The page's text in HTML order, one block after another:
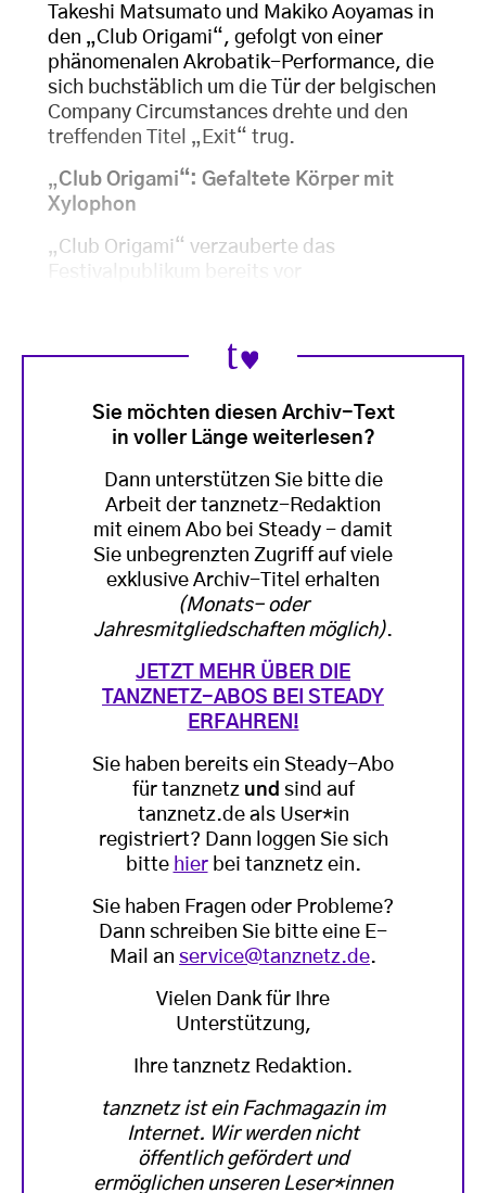
Takeshi Matsumato und Makiko Aoyamas in
den „Club Origami“, gefolgt von einer
phänomenalen Akrobatik-Performance, die
sich buchstäblich um die Tür der belgischen
Company Circumstances drehte und den
treffenden Titel „Exit“ trug.
„Club Origami“: Gefaltete Körper mit
Xylophon
„Club Origami“ verzauberte das
Sie möchten diesen Archiv-Text
in voller Länge weiterlesen?
Dann unterstützen Sie bitte die
Arbeit der tanznetz-Redaktion
mit einem Abo bei Steady - damit
Sie unbegrenzten Zugriff auf viele
exklusive Archiv-Titel erhalten
(Monats- oder
Jahresmitgliedschaften möglich).
JETZT MEHR ÜBER DIE
TANZNETZ-ABOS BEI STEADY
ERFAHREN!
Sie haben bereits ein Steady-Abo
für tanznetz und sind auf
tanznetz.de als User*in
registriert? Dann loggen Sie sich
bitte hierbei tanznetz ein.
Sie haben Fragen oder Probleme?
Dann schreiben Sie bitte eine E-
Mail an service@tanznetz.de.
Vielen Dank für Ihre
Unterstützung,
Ihre tanznetz Redaktion.
tanznetz ist ein Fachmagazin im
Internet. Wir werden nicht
öffentlich gefördert und
ermöglichen unseren Leser*innen